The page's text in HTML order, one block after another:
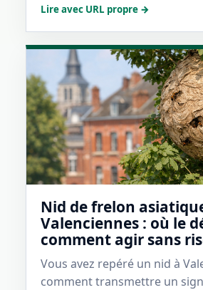
Lire avec URL propre →
Nid de frelon
Valenciennes : où le
comment agir sans
Vous avez repéré un nid à
comment transmettre un